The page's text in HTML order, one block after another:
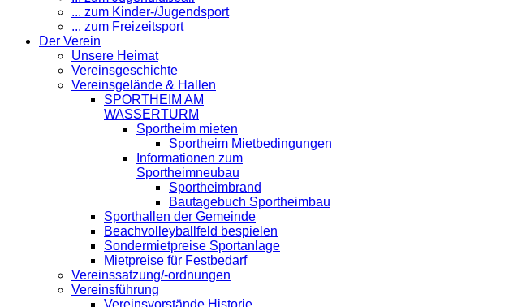
... zum Kinder-/Jugendsport
... zum Freizeitsport
Der Verein
Unsere Heimat
Vereinsgeschichte
Vereinsgelände & Hallen
SPORTHEIM AM
WASSERTURM
Sportheim mieten
Sportheim Mietbedingungen
Informationen zum
Sportheimneubau
Sportheimbrand
Bautagebuch Sportheimbau
Sporthallen der Gemeinde
Beachvolleyballfeld bespielen
Sondermietpreise Sportanlage
Mietpreise für Festbedarf
Vereinssatzung/-ordnungen
Vereinsführung
Vereinsvorstände Historie